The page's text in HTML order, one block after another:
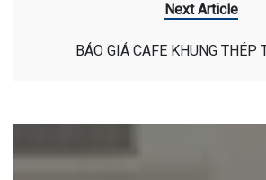
Next Article
BÁO GIÁ CAFE KHUNG THÉP